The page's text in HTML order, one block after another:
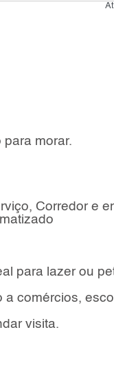
morar.
Corredor e
para lazer ou
comércios,
visita.